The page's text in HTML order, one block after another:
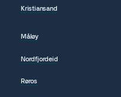
Kristiansand
Måløy
Nordfjordeid
Røros